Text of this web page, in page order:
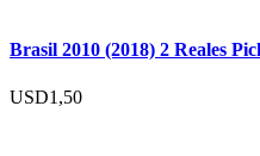
Brasil 2010 (2018) 2 Reales
USD1,50